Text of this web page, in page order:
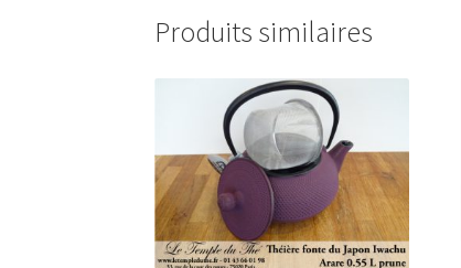
Produits similaires